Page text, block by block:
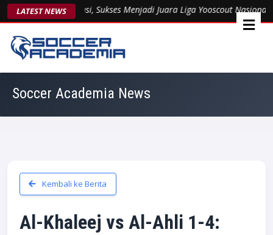
LATEST NEWSDominasi, Sukses Menjadi Juara Liga Yooscout Nasional
Soccer Academia News
Kembali ke Berita
Al-Khaleej vs Al-Ahli 1-4: